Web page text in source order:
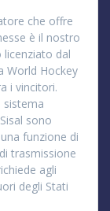
che offre
è il nostro
dal
World Hockey
i vincitori.
sistema
sono
funzione di
trasmissione
agli
degli Stati